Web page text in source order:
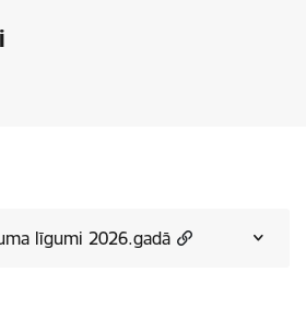
līgumi 2026.gadā